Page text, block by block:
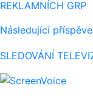
příspěvek
REKLAMNÍCH GRP
Následující
SLEDOVÁNÍ